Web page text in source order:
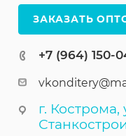
ЗАКАЗАТЬ
+7 (964) 150-
г. Кострома,